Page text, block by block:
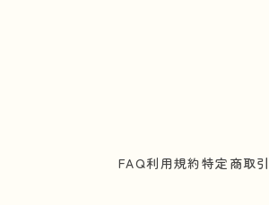
FAQ利用規約特定商取